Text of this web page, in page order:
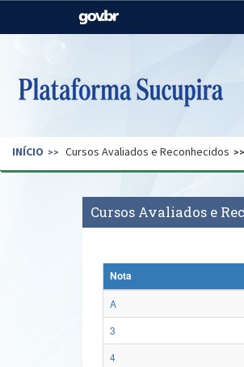
Casa Civil
Pecuária e Abastecimento
Secretaria de Governo
INÍCIO Cursos Avaliados e Reconhecidos
Cursos Avaliados e
Nota
A
3
4